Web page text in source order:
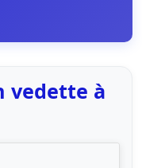
vedette à